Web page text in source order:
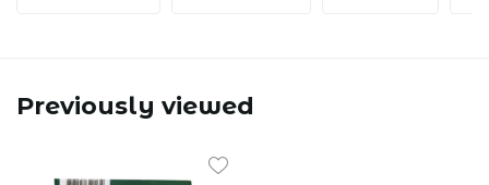
Previously viewed